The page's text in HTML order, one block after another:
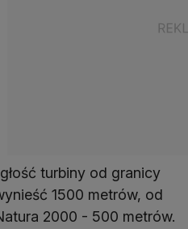
turbiny od granicy
1500 metrów, od
2000 - 500 metrów.